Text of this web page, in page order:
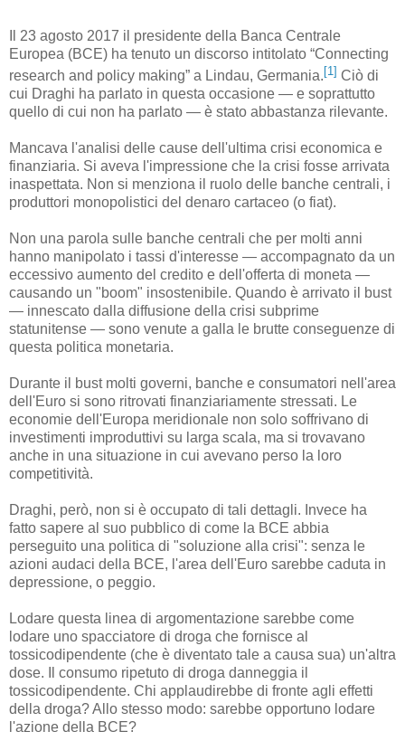
Il 23 agosto 2017 il presidente della Banca Centrale
Europea (BCE) ha tenuto un discorso intitolato “Connecting
research and policy making” a Lindau, Germania. [1] Ciò di
cui Draghi ha parlato in questa occasione — e soprattutto
quello di cui non ha parlato — è stato abbastanza rilevante.
Mancava l'analisi delle cause dell'ultima crisi economica e
finanziaria. Si aveva l'impressione che la crisi fosse arrivata
inaspettata. Non si menziona il ruolo delle banche centrali, i
produttori monopolistici del denaro cartaceo (o fiat).
Non una parola sulle banche centrali che per molti anni
hanno manipolato i tassi d'interesse — accompagnato da un
eccessivo aumento del credito e dell'offerta di moneta —
causando un "boom" insostenibile. Quando è arrivato il bust
— innescato dalla diffusione della crisi subprime
statunitense — sono venute a galla le brutte conseguenze di
questa politica monetaria.
Durante il bust molti governi, banche e consumatori nell'area
dell'Euro si sono ritrovati finanziariamente stressati. Le
economie dell'Europa meridionale non solo soffrivano di
investimenti improduttivi su larga scala, ma si trovavano
anche in una situazione in cui avevano perso la loro
competitività.
Draghi, però, non si è occupato di tali dettagli. Invece ha
fatto sapere al suo pubblico di come la BCE abbia
perseguito una politica di "soluzione alla crisi": senza le
azioni audaci della BCE, l'area dell'Euro sarebbe caduta in
depressione, o peggio.
Lodare questa linea di argomentazione sarebbe come
lodare uno spacciatore di droga che fornisce al
tossicodipendente (che è diventato tale a causa sua) un'altra
dose. Il consumo ripetuto di droga danneggia il
tossicodipendente. Chi applaudirebbe di fronte agli effetti
della droga? Allo stesso modo: sarebbe opportuno lodare
l'azione della BCE?